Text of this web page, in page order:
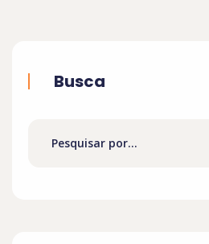
Busca